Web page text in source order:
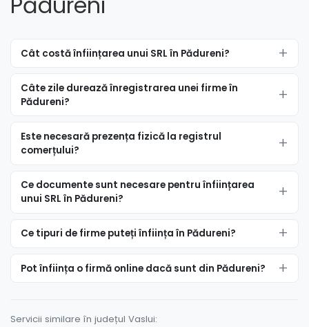
Cât costă înființarea unui SRL în Pădureni?
Câte zile durează înregistrarea unei firme în
Pădureni?
Este necesară prezența fizică la registrul
comerțului?
Ce documente sunt necesare pentru înființarea
unui SRL în Pădureni?
Ce tipuri de firme puteți înființa în Pădureni?
Pot înființa o firmă online dacă sunt din Pădureni?
Servicii similare în județul Vaslui: